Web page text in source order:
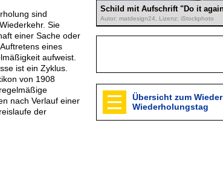
Schild mit Aufschrift "Do it
Autor: matdesign24, Lizenz: iStockphoto
sind
Sie
einer Sache oder
eines
aufweist.
ist ein Zyklus.
von 1908
nach Verlauf einer
der
Übersicht zum
Wiederholungstag